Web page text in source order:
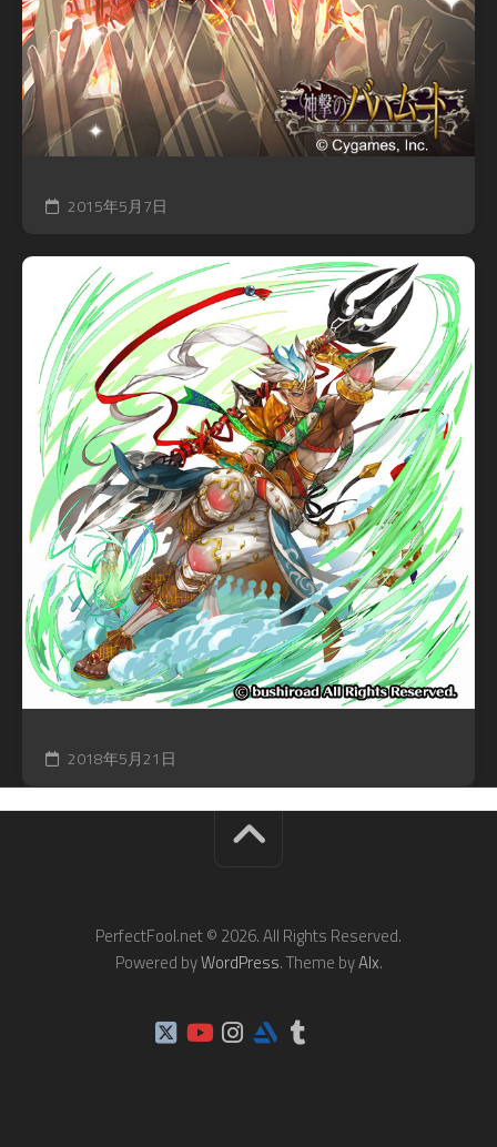
2015年5月7日
2018年5月21日
PerfectFool.net © 2026. All Rights Reserved.
Powered byWordPress. Theme byAlx.